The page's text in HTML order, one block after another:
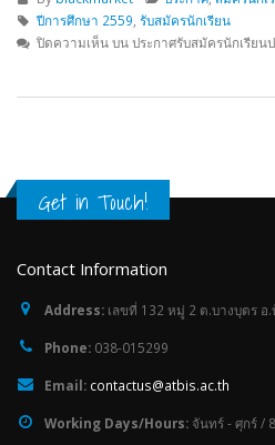
Byblackmarket ประกาศ,สมัครนักเรี
ปีการศึกษา 2559,รับสมัครนักเรียน
บน ประกาศรับสมัครนักเรีย
Get in Touch!